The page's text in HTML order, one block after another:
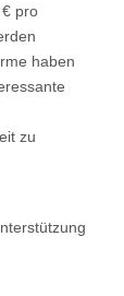
pro
haben
zu